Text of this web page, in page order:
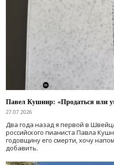
Павел Кушнир: «Продаться или
27.07.2026
Два года назад я первой в
российского пианиста Павла
годовщину его смерти, хочу
добавить.